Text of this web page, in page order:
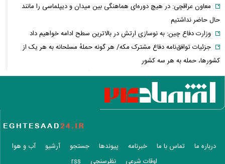
معاون عراقچی: در هیچ دوره‌ای هماهنگی بین میدان و دیپلماسی را مانند
حال حاضر نداشتیم
وزارت دفاع چین: به نوسازی ارتش در بالاترین سطح ادامه خواهیم داد
جزئیات توافق‌نامه دفاع مشترک مکه/ هر گونه حملهٔ مسلحانه به هر یک از
کشورها، حمله به هر سه کشور
وزارت خارجه پاکستان: پیمان دفاعی با ریاض و آنکارا برای تقویت امنیت
منطقه امضا شد
اذعان ترامپ به تاثیر جنگ با ایران بر انتخابات میان دوره‌ای آمریکا
لغو افزایش تعرفه و تصاعد پلکانی بهای برق مشترکین کشاورزی
سی‌ان‌ان: توافق ایران و عمان به معنای بازگشایی تنگه نیست / آمریکا باید
درباره ما تماس با ما خبرنامه پیوندها جستجو آرشیو
آب و هوا
اوقات شرعی
نظرسنجی rss